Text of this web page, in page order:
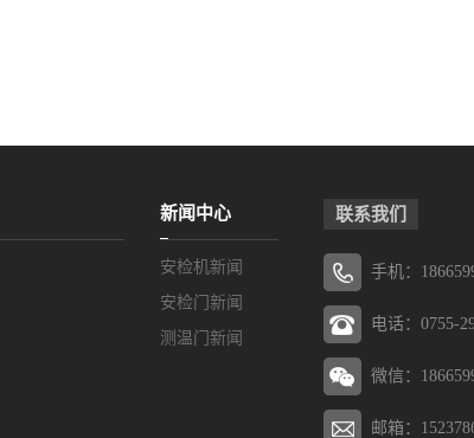
新闻中心
安检机新闻
安检门新闻
测温门新闻
联系我们
手机：
电话：0755-
微信：
邮箱：